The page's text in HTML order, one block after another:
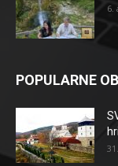
6.
POPULARNE